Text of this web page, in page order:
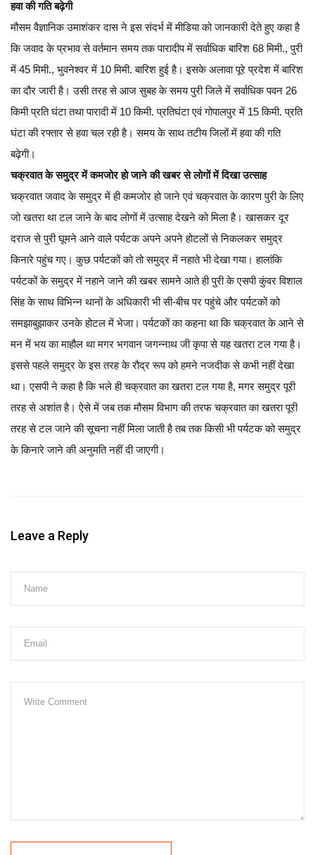
हवा की गति बढ़ेगी
मौसम वैज्ञानिक उमाशंकर दास ने इस संदर्भ में मीडिया को जानकारी देते हुए कहा है
कि जवाद के प्रभाव से वर्तमान समय तक पारादीप में सर्वाधिक बारिश 68 मिमी., पुरी
में 45 मिमी., भुवनेश्वर में 10 मिमी. बारिश हुई है। इसके अलावा पूरे प्रदेश में बारिश
का दौर जारी है। उसी तरह से आज सुबह के समय पुरी जिले में सर्वाधिक पवन 26
किमी प्रति घंटा तथा पारादी में 10 किमी. प्रतिघंटा ए​वं गोपालपुर में 15 किमी. प्रति
घंटा की रफ्तार से हवा चल रही है। समय के साथ तटीय जिलों में हवा की गति
बढ़ेगी।
चक्रवात के समुद्र में कमजोर हो जाने की खबर से लोगों में दिखा उत्साह
चक्रवात जवाद के समुद्र में ही कमजोर हो जाने एवं चक्रवात के कारण पुरी के लिए
जो खतरा था टल जाने के बाद लोगों में उत्साह देखने को मिला है। खासकर दूर
दराज से पुरी घूमने आने वाले पर्यटक अपने अपने होटलों से निकलकर समुद्र
किनारे पहुंच गए। कुछ पर्यटकों को तो समुद्र में नहाते भी देखा गया। हालांकि
पर्यटकों के समुद्र में नहाने जाने की खबर सामने आते ही पुरी के एसपी कुंवर विशाल
सिंह के साथ विभिन्न थानों के अधिकारी भी सी-बीच पर पहुंचे और पर्यटकों को
समझाबुझाकर उनके होटल में भेजा। पर्यटकों का कहना था कि चक्रवात के आने से
मन में भय का माहौल था मगर भगवान जगन्नाथ जी कृपा से यह खतरा टल गया है।
इससे पहले समुद्र के इस तरह के रौद्र रूप को हमने नजदीक से कभी नहीं देखा
था। एसपी ने कहा है कि भले ही चक्रवात का खतरा टल गया है, मगर समुद्र पूरी
तरह से अशांत है। ऐसे में जब तक मौसम विभाग की तरफ चक्रवात का खतरा पूरी
तरह से टल जाने की सूचना नहीं मिला जाती है तब तक किसी भी पर्यटक को समुद्र
के किनारे जाने की अनुमति नहीं दी जाएगी।
Leave a Reply